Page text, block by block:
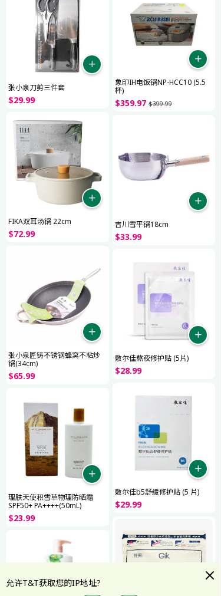
象印IH电饭锅NP-HCC10 (5.5
杯)
$359.97 $399.99
张小泉刀剪三件套
$29.99
FIKA双耳汤锅 22cm
$72.99
吉川雪平锅18cm
$33.99
张小泉匠铸不锈钢蜂窝不粘炒
锅(34cm)
$65.99
敷尔佳熬夜修护贴 (5片)
$28.99
敷尔佳b5舒缓修护贴 (5 片)
$29.99
理肤天使积雪草物理防晒霜
SPF50+ PA++++(50mL)
$23.99
允许T&T获取您的IP地址?